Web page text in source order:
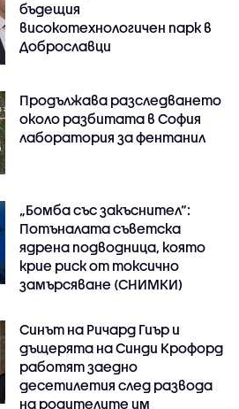
бъдещия
високотехнологичен парк в
Доброславци
Продължава разследването
около разбитата в София
лаборатория за фентанил
„Бомба със закъснител“:
Потъналата съветска
ядрена подводница, която
крие риск от токсично
замърсяване (СНИМКИ)
Синът на Ричард Гиър и
дъщерята на Синди Крофорд
работят заедно
десетилетия след развода
на родителите им